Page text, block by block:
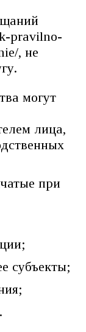
pravilno-
, не
могут
лица,
при
субъекты;